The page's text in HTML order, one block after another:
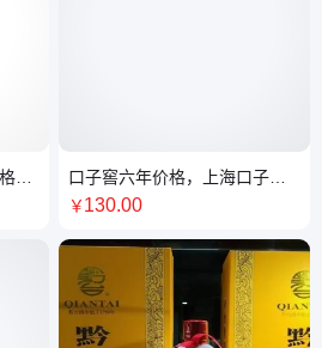
、
口子窖六年价格，上海口子窖6
年批发销售13
￥130.00